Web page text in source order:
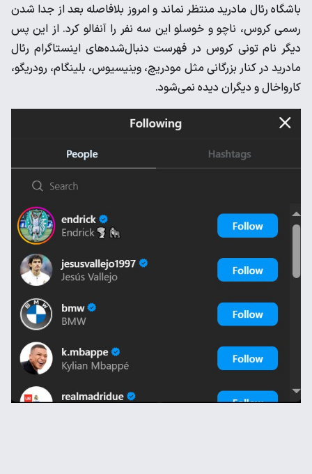
باشگاه رئال مادرید منتظر نماند و امروز بلافاصله بعد از جدا شدن
‌رسمی کروس، ناچو و خوسلو این سه نفر را آنفالو کرد. از این پس
‌دیگر نام تونی کروس در فهرست دنبال‌شده‌های اینستاگرام رئال
‌مادرید در کنار بزرگانی مثل مودریچ، وینیسیوس، بلینگام، رودریگو،
‌کارواخال و دیگران دیده نمی‌شود. ‌